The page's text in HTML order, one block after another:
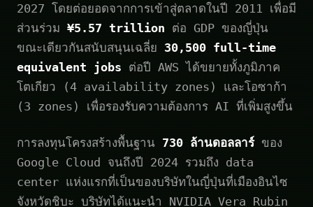
2027 โดยต่อยอดจากการเข้าสู่ตลาดในปี 2011 เพื่อมี
ส่วนร่วม ¥5.57 trillion ต่อ GDP ของญี่ปุ่น
ขณะเดียวกันสนับสนุนเฉลี่ย 30,500 full-time
equivalent jobs ต่อปี AWS ได้ขยายทั้งภูมิภาค
โตเกียว (4 availability zones) และโอซาก้า
(3 zones) เพื่อรองรับความต้องการ AI ที่เพิ่มสูงขึ้น
การลงทุนโครงสร้างพื้นฐาน 730 ล้านดอลลาร์ของ
Google Cloud จนถึงปี 2024 รวมถึง data
center แห่งแรกที่เป็นของบริษัทในญี่ปุ่นที่เมืองอินไซ
จังหวัดชิบะ บริษัทได้แนะนำ NVIDIA Vera Rubin